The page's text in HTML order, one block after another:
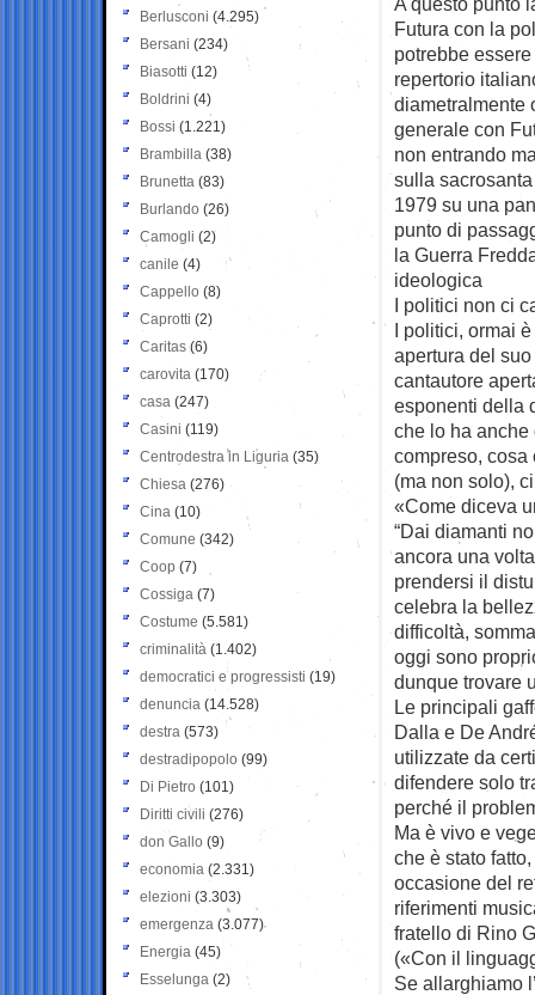
Futura con la
potrebbe
repertorio
diametralmente
generale con
non entrando
sulla
1979 su una
punto di
la Guerra
ideologica
I politici non ci
I politici, ormai
apertura del
cantautore
esponenti della
che lo ha anche
compreso,
(ma non solo),
«Come diceva
“Dai diamanti
ancora una
prendersi il
celebra la
difficoltà,
oggi sono
dunque trovare
Le principali
Dalla e De
utilizzate da
difendere solo
perché il
Ma è vivo e
che è stato
occasione del
riferimenti
fratello di Rino
(«Con il
Se allarghiamo
Berlusconi (4.295)
Bersani (234)
Biasotti (12)
Boldrini (4)
Bossi (1.221)
Brambilla (38)
Brunetta (83)
Burlando (26)
Camogli (2)
canile (4)
Cappello (8)
Caprotti (2)
Caritas (6)
carovita (170)
casa (247)
Casini (119)
Centrodestra in Liguria (35)
Chiesa (276)
Cina (10)
Comune (342)
Coop (7)
Cossiga (7)
Costume (5.581)
criminalità (1.402)
democratici e progressisti (19)
denuncia (14.528)
destra (573)
destradipopolo (99)
Di Pietro (101)
Diritti civili (276)
don Gallo (9)
economia (2.331)
elezioni (3.303)
emergenza (3.077)
Energia (45)
Esselunga (2)